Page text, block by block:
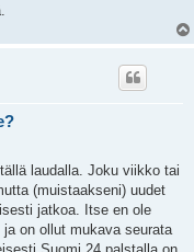
laudalla. Joku viikko tai
(muistaakseni) uudet
jatkoa. Itse en ole
on ollut mukava seurata